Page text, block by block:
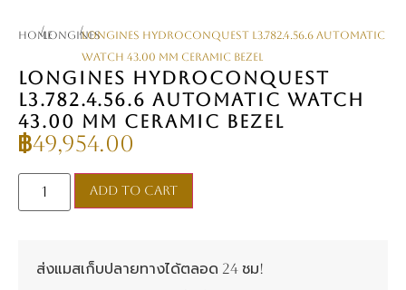
Home
/Longines
/Longines HYDROCONQUEST L3.782.4.56.6 Automatic
watch 43.00 mm Ceramic Bezel
LONGINES HYDROCONQUEST
L3.782.4.56.6 AUTOMATIC WATCH
43.00 MM CERAMIC BEZEL
฿49,954.00
Add to cart
ส่งแมสเก็บปลายทางได้ตลอด 24 ชม!